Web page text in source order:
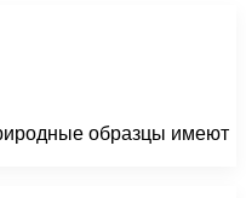
образцы имеют